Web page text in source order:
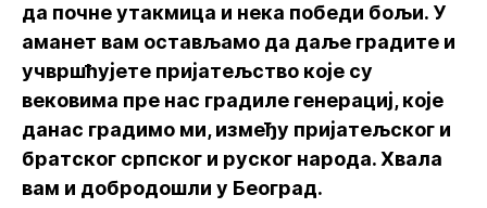
да почне утакмица и нека победи бољи. У
аманет вам остављамо да даље градите и
учвршћујете пријатељство које су
вековима пре нас градиле генерациј, које
данас градимо ми, између пријатељског и
братског српског и руског народа. Хвала
вам и добродошли у Београд.